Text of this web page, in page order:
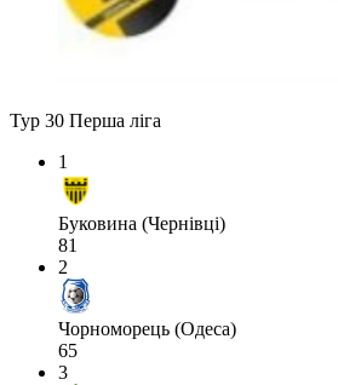
Тур 30 Перша ліга
1
Буковина (Чернівці)
81
2
Чорноморець (Одеса)
65
3